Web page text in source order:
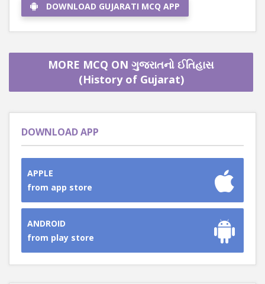
DOWNLOAD GUJARATI MCQ APP
MORE MCQ ON ગુજરાતનો ઈતિહાસ
(History of Gujarat)
DOWNLOAD APP
APPLE
from app store
ANDROID
from play store